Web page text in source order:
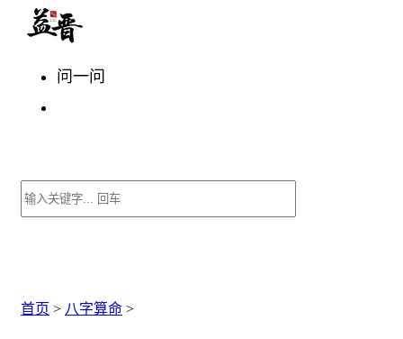
问一问
首页 > 八字算命 >